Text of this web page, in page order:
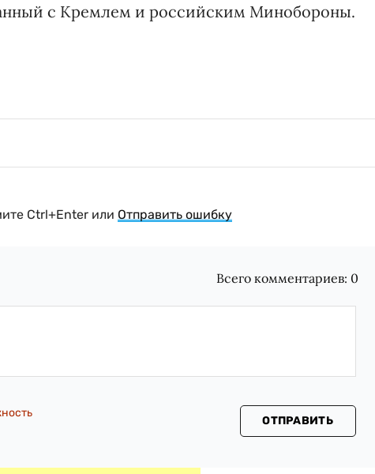
с Кремлем и российским Минобороны.
Ctrl+Enter или Отправить ошибку
Всего комментариев: 0
ОТПРАВИТЬ